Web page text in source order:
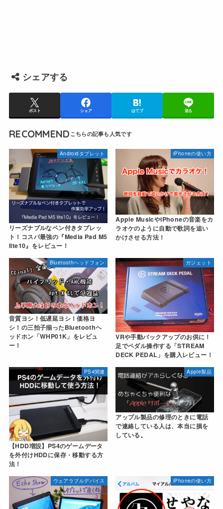
シェアする
ポスト シェア はてブ 送る
RECOMMEND
Androidタブレット
リーズナブルなペン付きタブレッ
ト！コスパ最強の『Media Pad M5
lite10』をレビュー！
iPhoneの使い方
Apple MusicやiPhoneの音楽をカ
ラオケのように自動で歌詞を追い
かけさせる方法！
Bluetoothヘッドフォン
音質ヨシ！低遅延ヨシ！価格ヨ
シ！の三拍子揃ったBluetoothヘ
ッドホン「WHP01K」をレビュ
ー！
ガジェット
VRや手動バックアップのお供に！
足でペダル操作する「STREAM
DECK PEDAL」を購入レビュー！
PS4関連
【HDD増設】PS4のゲームデータ
を外付けHDDに保存・移動する方
法！
Apple製品
アップル製品の修理のときに電話
で連絡している人は、本当に損を
している。
ウェアラブルデバイス iPhoneの使い方